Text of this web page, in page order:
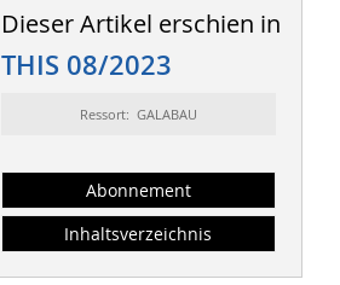
Dieser Artikel erschien in
THIS 08/2023
Ressort: GALABAU
Abonnement
Inhaltsverzeichnis